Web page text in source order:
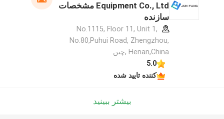
Equipment Co., Ltd مشخصات
سازنده
No.1115, Floor 11, Unit 1,
No.80,Puhui Road, Zhengzhou,
Henan,China ,چین
5.0
کننده تایید شده
بیشتر ببینید